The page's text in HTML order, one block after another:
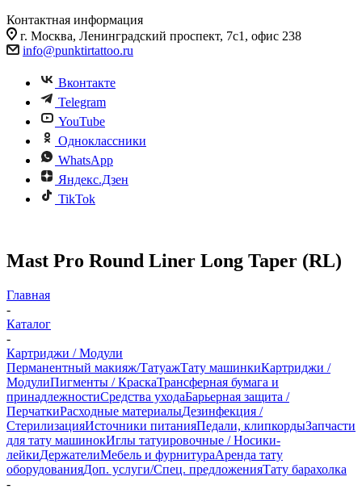
Контактная информация
г. Москва, Ленинградский проспект, 7с1, офис 238
info@punktirtattoo.ru
Вконтакте
Telegram
YouTube
Одноклассники
WhatsApp
Яндекс.Дзен
TikTok
Mast Pro Round Liner Long Taper (RL)
Главная
-
Каталог
-
Картриджи / Модули
Перманентный макияж/ТатуажТату машинкиКартриджи /
МодулиПигменты / КраскаТрансферная бумага и
принадлежностиСредства уходаБарьерная защита /
ПерчаткиРасходные материалыДезинфекция /
СтерилизацияИсточники питанияПедали, клипкордыЗапчасти
для тату машинокИглы татуировочные / Носики-
лейкиДержателиМебель и фурнитураАренда тату
оборудованияДоп. услуги/Спец. предложенияТату барахолка
-